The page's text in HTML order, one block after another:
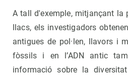
A tall d'exemple, mitjançant la
llacs, els investigadors
antigues de pol·len, llavors i
fòssils i en l’ADN antic
informació sobre la